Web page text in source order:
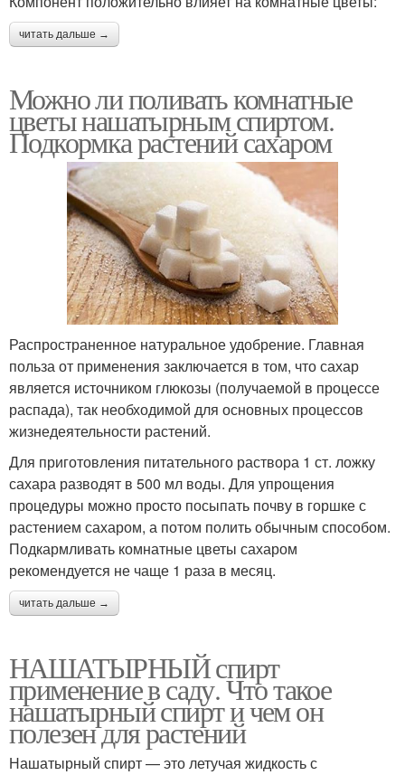
читать дальше →
Можно ли поливать комнатные
цветы нашатырным спиртом.
Подкормка растений сахаром
Распространенное натуральное удобрение. Главная
польза от применения заключается в том, что сахар
является источником глюкозы (получаемой в процессе
распада), так необходимой для основных процессов
жизнедеятельности растений.
Для приготовления питательного раствора 1 ст. ложку
сахара разводят в 500 мл воды. Для упрощения
процедуры можно просто посыпать почву в горшке с
растением сахаром, а потом полить обычным способом.
Подкармливать комнатные цветы сахаром
рекомендуется не чаще 1 раза в месяц.
читать дальше →
НАШАТЫРНЫЙ спирт
применение в саду. Что такое
нашатырный спирт и чем он
полезен для растений
Нашатырный спирт — это летучая жидкость с